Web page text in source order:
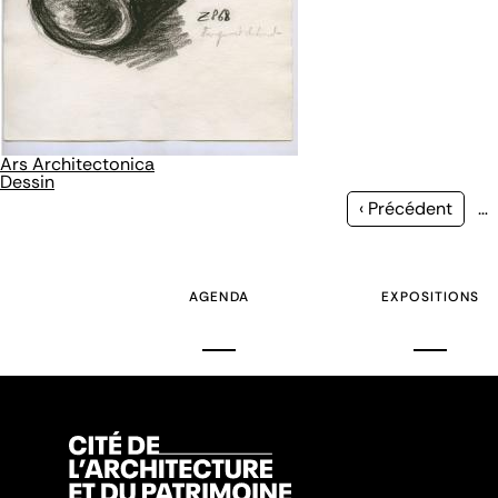
Ars Architectonica
Dessin
Page
‹ Précédent …
AGENDA EXPOSITIONS